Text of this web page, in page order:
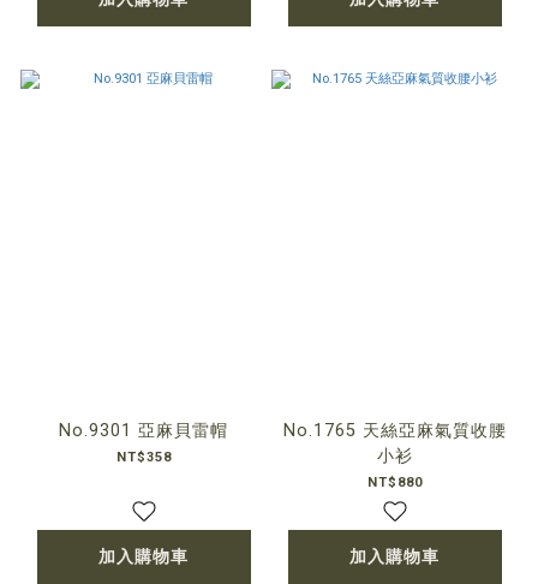
No.9301 亞麻貝雷帽
NT$358
加入購物車
No.1765 天絲亞麻氣質收腰
小衫
NT$880
加入購物車